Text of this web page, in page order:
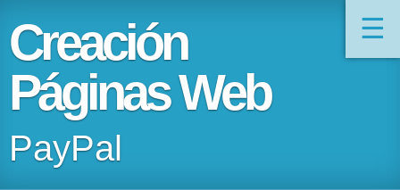
☰
Creación
Páginas Web
PayPal